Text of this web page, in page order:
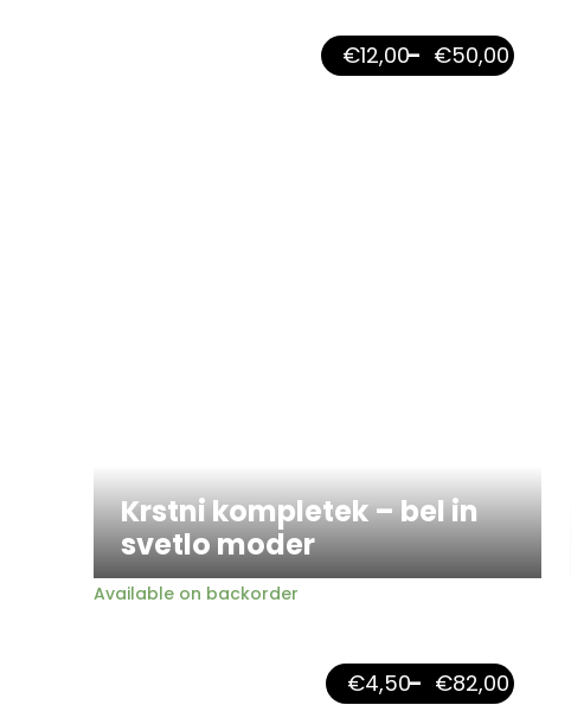
Krstni kompletek – bel in
svetlo moder
€12,00– €50,00
Available on backorder
€4,50– €82,00